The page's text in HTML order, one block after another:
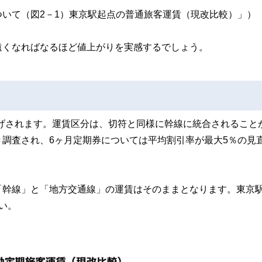
て（図2－1）東京駅起点の普通旅客運賃（現改比較）」）
なればなるほど値上がりを実感するでしょう。
れます。運賃区分は、切符と同様に幹線に統合されること
査され、6ヶ月定期券については平均割引率が最大5％の見
線」と「地方交通線」の運賃はそのままとなります。東京
。